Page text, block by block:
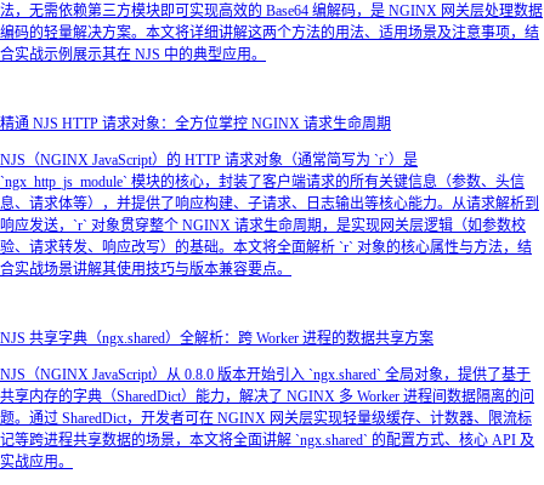
法，无需依赖第三方模块即可实现高效的 Base64 编解码，是 NGINX 网关层处理数据
编码的轻量解决方案。本文将详细讲解这两个方法的用法、适用场景及注意事项，结
合实战示例展示其在 NJS 中的典型应用。
精通 NJS HTTP 请求对象：全方位掌控 NGINX 请求生命周期
NJS（NGINX JavaScript）的 HTTP 请求对象（通常简写为 `r`）是
`ngx_http_js_module` 模块的核心，封装了客户端请求的所有关键信息（参数、头信
息、请求体等），并提供了响应构建、子请求、日志输出等核心能力。从请求解析到
响应发送，`r` 对象贯穿整个 NGINX 请求生命周期，是实现网关层逻辑（如参数校
验、请求转发、响应改写）的基础。本文将全面解析 `r` 对象的核心属性与方法，结
合实战场景讲解其使用技巧与版本兼容要点。
NJS 共享字典（ngx.shared）全解析：跨 Worker 进程的数据共享方案
NJS（NGINX JavaScript）从 0.8.0 版本开始引入 `ngx.shared` 全局对象，提供了基于
共享内存的字典（SharedDict）能力，解决了 NGINX 多 Worker 进程间数据隔离的问
题。通过 SharedDict，开发者可在 NGINX 网关层实现轻量级缓存、计数器、限流标
记等跨进程共享数据的场景，本文将全面讲解 `ngx.shared` 的配置方式、核心 API 及
实战应用。